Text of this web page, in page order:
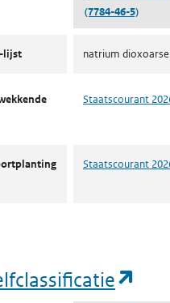
(7784-46-5)
lijst natrium
Staatscourant
Staatscourant